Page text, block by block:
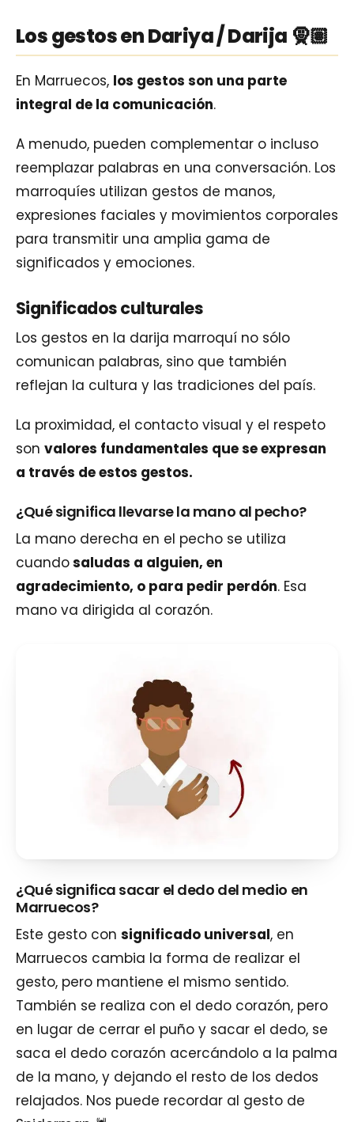
Los gestos en Dariya / Darija 🧕🏽
En Marruecos, los gestos son una parte
integral de la comunicación.
A menudo, pueden complementar o incluso
reemplazar palabras en una conversación. Los
marroquíes utilizan gestos de manos,
expresiones faciales y movimientos corporales
para transmitir una amplia gama de
significados y emociones.
Significados culturales
Los gestos en la darija marroquí no sólo
comunican palabras, sino que también
reflejan la cultura y las tradiciones del país.
La proximidad, el contacto visual y el respeto
son valores fundamentales que se expresan
a través de estos gestos.
¿Qué significa llevarse la mano al pecho?
La mano derecha en el pecho se utiliza
cuandosaludas a alguien, en
agradecimiento, o para pedir perdón. Esa
mano va dirigida al corazón.
¿Qué significa sacar el dedo del medio en
Marruecos?
Este gesto con significado universal, en
Marruecos cambia la forma de realizar el
gesto, pero mantiene el mismo sentido.
También se realiza con el dedo corazón, pero
en lugar de cerrar el puño y sacar el dedo, se
saca el dedo corazón acercándolo a la palma
de la mano, y dejando el resto de los dedos
relajados. Nos puede recordar al gesto de